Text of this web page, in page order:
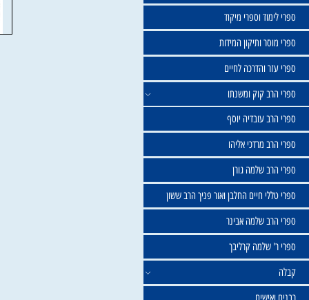
ורפואה
וספרי מיקוד
ותיקון המידות
והדרכה לחיים
קוק ומשנתו
עובדיה יוסף
מרדכי אליהו
שלמה גורן
חיים החלבן ואור פניך הרב ששון
שלמה אבינר
קרליבך